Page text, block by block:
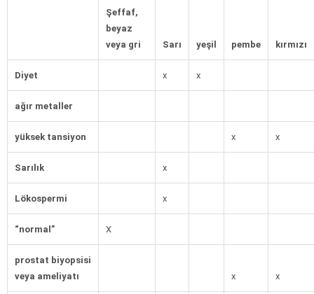
Şeffaf,
beyaz
veya gri
Sarı yeşil pembe kırmızı
Diyet x x
ağır metaller
yüksek tansiyon x x
Sarılık x
Lökospermi x
“normal” X
prostat biyopsisi
veya ameliyatı
x x